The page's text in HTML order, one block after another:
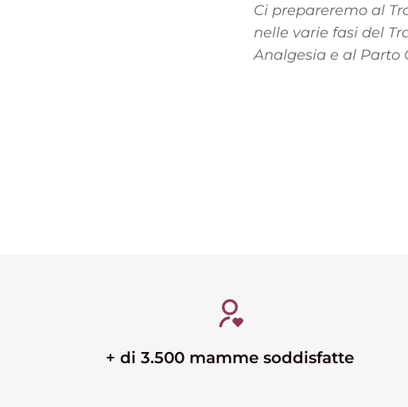
Ci prepareremo al
nelle varie fasi del
Analgesia e al Parto
+ di 3.500 mamme soddisfatte